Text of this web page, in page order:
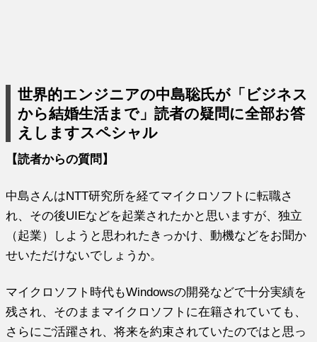
世界的エンジニアの中島聡氏が「ビジネス
から結婚生活まで」読者の疑問に全部お答
えしますスペシャル
【読者からの質問】
中島さんはNTT研究所を経てマイクロソフトに転職さ
れ、その後UIEなどを起業されたかと思いますが、独立
（起業）しようと思われたきっかけ、動機などをお聞か
せいただけないでしょうか。
マイクロソフト時代もWindowsの開発などで十分実績を
残され、そのままマイクロソフトに在籍されていても、
さらにご活躍され、将来を約束されていたのではと思っ